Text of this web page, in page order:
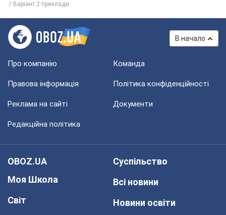
Варіант 2 приклади
В начало
Про компанію Команда
Правова інформація Політика конфіденційності
Реклама на сайті Документи
Редакційна політика
OBOZ.UA
Моя Школа
Світ
Суспільство
Всі новини
Новини освіти